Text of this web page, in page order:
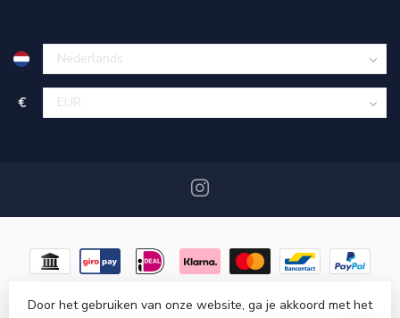
€
Door het gebruiken van onze website, ga je akkoord met het